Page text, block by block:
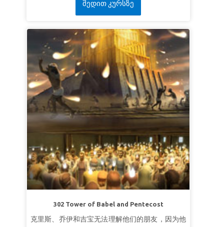
恒。他们见到了一个名叫路得的年轻寡妇。路得离
开家人和故乡去服事她的婆婆。孩子们懂得忠诚事
奉祝福和赏赐。
第三课尊敬上帝
超级真理：我要信实良善。
超级经文：路得说：“不要催我回去不跟随你，你
往哪里去，我也往哪里去；你在哪里住宿，我也在
那里住宿；你的国就是我的国，你的上帝就是我的
上帝。”路得记 1:16 (和合本)
第二课上帝给我们一切所需的。
超级真理： 上帝是我的供应者。
超级经文：“耶和华的圣民哪，你们当敬畏祂，因
敬畏祂的一无所缺。”诗篇34：9（和合本）
第三课上帝救赎我。
超级真理： 上帝救赎我。
超级经文：“祂救赎你的命脱离死亡，以仁爱和慈
შედით კურსზე
302 Tower of Babel and Pentecost
克里斯、乔伊和吉宝无法理解他们的朋友，因为他